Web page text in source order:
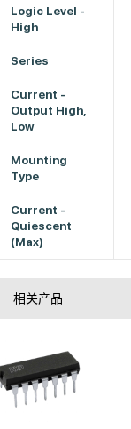
Logic Level -
High
Series
Current -
Output High,
Low
Mounting
Type
Current -
Quiescent
(Max)
相关产品